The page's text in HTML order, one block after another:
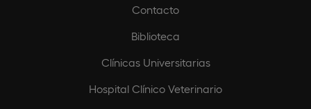
Contacto
Biblioteca
Clínicas Universitarias
Hospital Clínico Veterinario